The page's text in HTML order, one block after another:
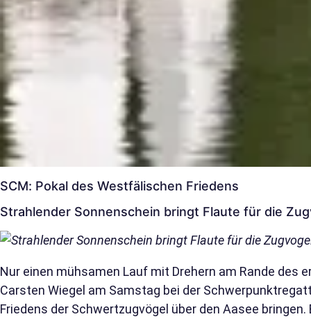
SCM: Pokal des Westfälischen Friedens
Strahlender Sonnenschein bringt Flaute für die
Nur einen mühsamen Lauf mit Drehern am Rande
Carsten Wiegel am Samstag bei der
Friedens der Schwertzugvögel über den Aasee